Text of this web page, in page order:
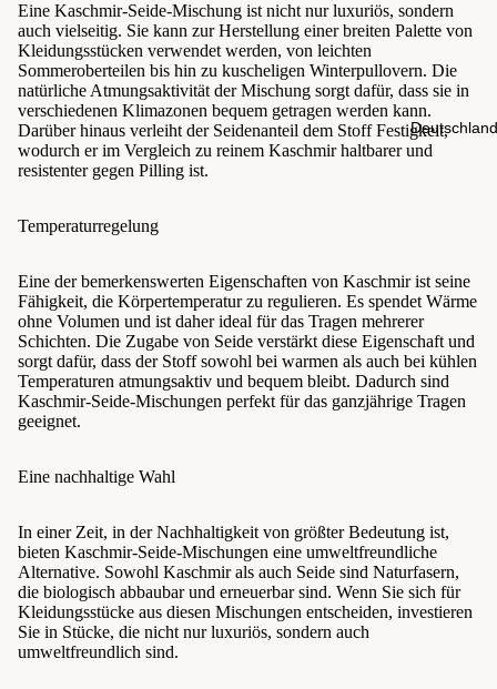
Deutschland
Eine Kaschmir-Seide-Mischung ist nicht nur luxuriös, sondern
auch vielseitig. Sie kann zur Herstellung einer breiten Palette von
Kleidungsstücken verwendet werden, von leichten
Sommeroberteilen bis hin zu kuscheligen Winterpullovern. Die
natürliche Atmungsaktivität der Mischung sorgt dafür, dass sie in
verschiedenen Klimazonen bequem getragen werden kann.
Darüber hinaus verleiht der Seidenanteil dem Stoff Festigkeit,
wodurch er im Vergleich zu reinem Kaschmir haltbarer und
resistenter gegen Pilling ist.
Temperaturregelung
Eine der bemerkenswerten Eigenschaften von Kaschmir ist seine
Fähigkeit, die Körpertemperatur zu regulieren. Es spendet Wärme
ohne Volumen und ist daher ideal für das Tragen mehrerer
Schichten. Die Zugabe von Seide verstärkt diese Eigenschaft und
sorgt dafür, dass der Stoff sowohl bei warmen als auch bei kühlen
Temperaturen atmungsaktiv und bequem bleibt. Dadurch sind
Kaschmir-Seide-Mischungen perfekt für das ganzjährige Tragen
geeignet.
Eine nachhaltige Wahl
In einer Zeit, in der Nachhaltigkeit von größter Bedeutung ist,
bieten Kaschmir-Seide-Mischungen eine umweltfreundliche
Alternative. Sowohl Kaschmir als auch Seide sind Naturfasern,
die biologisch abbaubar und erneuerbar sind. Wenn Sie sich für
Kleidungsstücke aus diesen Mischungen entscheiden, investieren
Sie in Stücke, die nicht nur luxuriös, sondern auch
umweltfreundlich sind.